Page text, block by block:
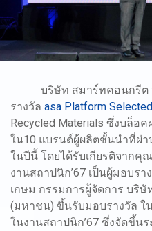
บริษัท สมาร์ทคอนกรีต
รางวัล asa Platform
Recycled Materials ซึ่งบล็อ
ใน10 แบรนด์ผู้ผลิตชั้นนำที่ผ่า
ในปีนี้ โดยได้รับเกียรติจากคุ
งานสถาปนิก’67 เป็นผู้มอบร
เกษม กรรมการผู้จัดการ บริ
(มหาชน) ขึ้นรับมอบรางวัล ใ
ในงานสถาปนิก’67 ซึ่งจัดขึ้น